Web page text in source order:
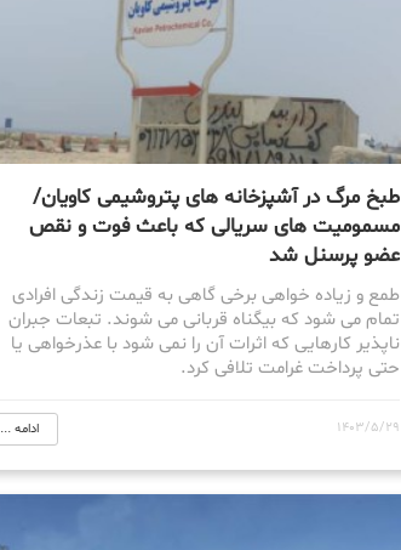
طبخ مرگ در آشپزخانه های پتروشیمی کاویان/
مسمومیت های سریالی که باعث فوت و نقص
عضو پرسنل شد
طمع و زیاده خواهی برخی گاهی به قیمت زندگی افرادی
تمام می شود که بیگناه قربانی می شوند. تبعات جبران
ناپذیر کارهایی که اثرات آن را نمی شود با عذرخواهی یا
حتی پرداخت غرامت تلافی کرد.
1403/5/29 ادامه ...